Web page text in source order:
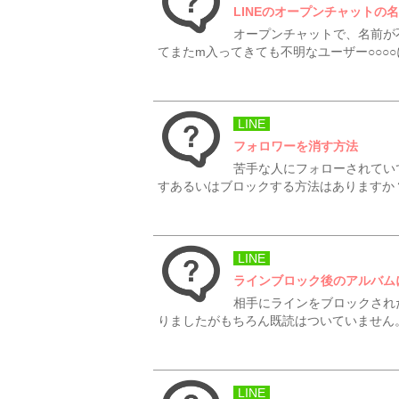
LINEのオープンチャットの
オープンチャットで、名前
てまたm入ってきても不明なユーザー
LINE
フォロワーを消す方法
苦手な人にフォローされて
すあるいはブロックする方法はありますか
LINE
ラインブロック後のアルバム
相手にラインをブロックさ
りましたがもちろん既読はついていませ
LINE